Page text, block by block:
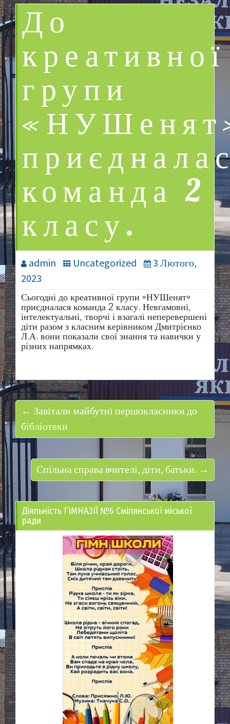
До
креативної
групи
команда 2
класу.
admin Uncategorized
3 Лютого,
2023
Сьогодні до креативної групи «НУШенят»
приєдналася команда 2 класу. Невгамовні,
інтелектуальні, творчі і взагалі неперевершені
діти разом з класним керівником Дмитрієнко
Л.А. вони показали свої знання та навички у
різних напрямках.
← Завітали майбутні першокласники до
бібліотеки
Спільна справа вчителі, діти, батьки. →
Діяльність ГІМНАЗІЇ №6 Смілянської міської
ради